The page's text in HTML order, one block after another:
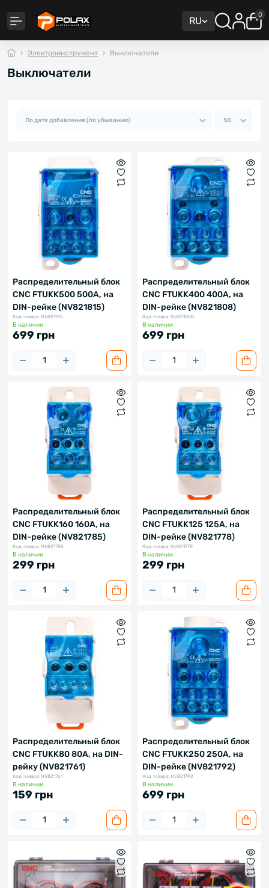
RU
0
Электроинструмент Выключатели
Выключатели
Распределительный блок
CNC FTUKK500 500A, на
DIN-рейке (NV821815)
Код товара: NV821815
В наличии
699 грн
Распределительный блок
CNC FTUKK400 400A, на
DIN-рейке (NV821808)
Код товара: NV821808
В наличии
699 грн
Распределительный блок
CNC FTUKK160 160A, на
DIN-рейке (NV821785)
Код товара: NV821785
В наличии
299 грн
Распределительный блок
CNC FTUKK125 125A, на
DIN-рейке (NV821778)
Код товара: NV821778
В наличии
299 грн
Распределительный блок
CNC FTUKK80 80A, на DIN-
рейку (NV821761)
Код товара: NV821761
В наличии
159 грн
Распределительный блок
CNC FTUKK250 250A, на
DIN-рейке (NV821792)
Код товара: NV821792
В наличии
699 грн